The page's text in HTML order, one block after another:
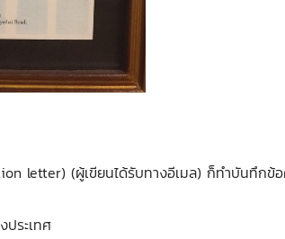
letter) (ผู้เขียนได้รับทางอีเมล) ก็ทำบันทึกข้
ประเทศ